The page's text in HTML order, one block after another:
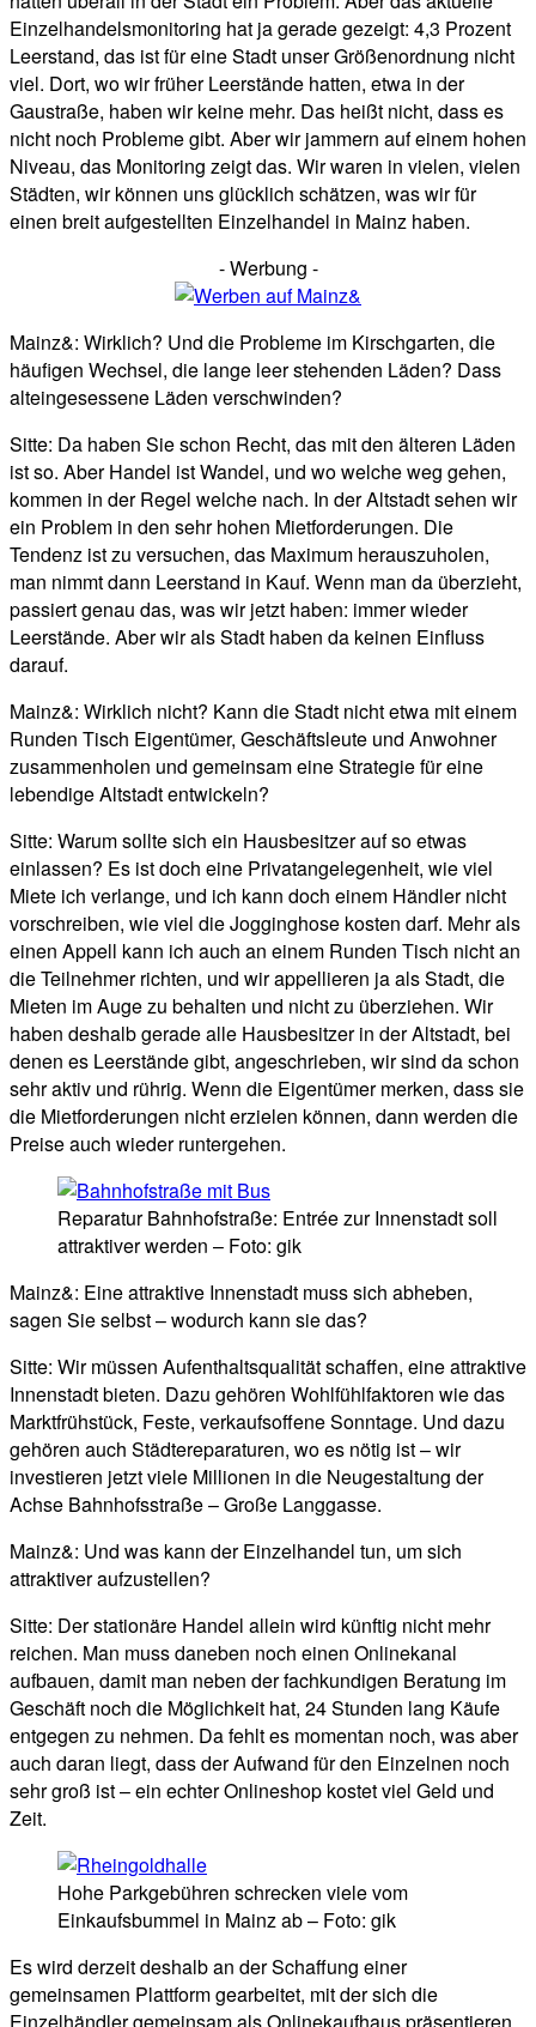
Einzelhandelsmonitoring hat ja gerade gezeigt: 4,3 Prozent
Leerstand, das ist für eine Stadt unser Größenordnung nicht
viel. Dort, wo wir früher Leerstände hatten, etwa in der
Gaustraße, haben wir keine mehr. Das heißt nicht, dass es
nicht noch Probleme gibt. Aber wir jammern auf einem hohen
Niveau, das Monitoring zeigt das. Wir waren in vielen, vielen
Städten, wir können uns glücklich schätzen, was wir für
einen breit aufgestellten Einzelhandel in Mainz haben.
- Werbung -
Mainz&: Wirklich? Und die Probleme im Kirschgarten, die
häufigen Wechsel, die lange leer stehenden Läden? Dass
alteingesessene Läden verschwinden?
Sitte: Da haben Sie schon Recht, das mit den älteren Läden
ist so. Aber Handel ist Wandel, und wo welche weg gehen,
kommen in der Regel welche nach. In der Altstadt sehen wir
ein Problem in den sehr hohen Mietforderungen. Die
Tendenz ist zu versuchen, das Maximum herauszuholen,
man nimmt dann Leerstand in Kauf. Wenn man da überzieht,
passiert genau das, was wir jetzt haben: immer wieder
Leerstände. Aber wir als Stadt haben da keinen Einfluss
darauf.
Mainz&: Wirklich nicht? Kann die Stadt nicht etwa mit einem
Runden Tisch Eigentümer, Geschäftsleute und Anwohner
zusammenholen und gemeinsam eine Strategie für eine
lebendige Altstadt entwickeln?
Sitte: Warum sollte sich ein Hausbesitzer auf so etwas
einlassen? Es ist doch eine Privatangelegenheit, wie viel
Miete ich verlange, und ich kann doch einem Händler nicht
vorschreiben, wie viel die Jogginghose kosten darf. Mehr als
einen Appell kann ich auch an einem Runden Tisch nicht an
die Teilnehmer richten, und wir appellieren ja als Stadt, die
Mieten im Auge zu behalten und nicht zu überziehen. Wir
haben deshalb gerade alle Hausbesitzer in der Altstadt, bei
denen es Leerstände gibt, angeschrieben, wir sind da schon
sehr aktiv und rührig. Wenn die Eigentümer merken, dass sie
die Mietforderungen nicht erzielen können, dann werden die
Preise auch wieder runtergehen.
Reparatur Bahnhofstraße: Entrée zur Innenstadt soll
attraktiver werden – Foto: gik
Mainz&: Eine attraktive Innenstadt muss sich abheben,
sagen Sie selbst – wodurch kann sie das?
Sitte: Wir müssen Aufenthaltsqualität schaffen, eine attraktive
Innenstadt bieten. Dazu gehören Wohlfühlfaktoren wie das
Marktfrühstück, Feste, verkaufsoffene Sonntage. Und dazu
gehören auch Städtereparaturen, wo es nötig ist – wir
investieren jetzt viele Millionen in die Neugestaltung der
Achse Bahnhofsstraße – Große Langgasse.
Mainz&: Und was kann der Einzelhandel tun, um sich
attraktiver aufzustellen?
Sitte: Der stationäre Handel allein wird künftig nicht mehr
reichen. Man muss daneben noch einen Onlinekanal
aufbauen, damit man neben der fachkundigen Beratung im
Geschäft noch die Möglichkeit hat, 24 Stunden lang Käufe
entgegen zu nehmen. Da fehlt es momentan noch, was aber
auch daran liegt, dass der Aufwand für den Einzelnen noch
sehr groß ist – ein echter Onlineshop kostet viel Geld und
Zeit.
Hohe Parkgebühren schrecken viele vom
Einkaufsbummel in Mainz ab – Foto: gik
Es wird derzeit deshalb an der Schaffung einer
gemeinsamen Plattform gearbeitet, mit der sich die